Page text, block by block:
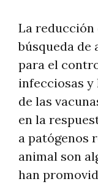
La reducción
búsqueda de
para el
infecciosas
de las
en la
a patógenos
animal son
han